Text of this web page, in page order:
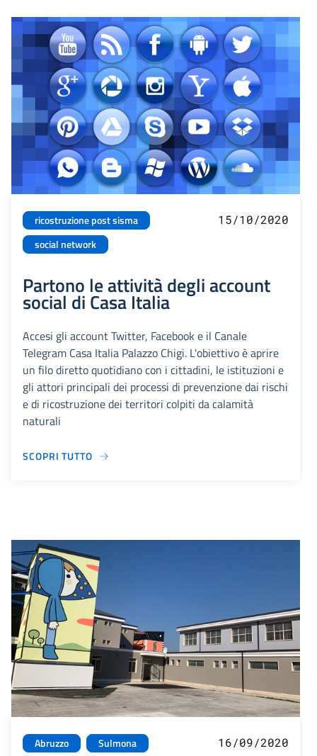
ricostruzione post sisma
social network
15/10/2020
Partono le attività degli account
social di Casa Italia
Accesi gli account Twitter, Facebook e il Canale
Telegram Casa Italia Palazzo Chigi. L'obiettivo è aprire
un filo diretto quotidiano con i cittadini, le istituzioni e
gli attori principali dei processi di prevenzione dai rischi
e di ricostruzione dei territori colpiti da calamità
naturali
SCOPRI TUTTO
Abruzzo Sulmona 16/09/2020